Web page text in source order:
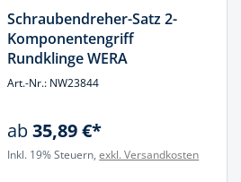
Schraubendreher-Satz 2-
Komponentengriff
Rundklinge WERA
Art.-Nr.: NW23844
ab35,89 €*
Inkl. 19% Steuern,exkl. Versandkosten